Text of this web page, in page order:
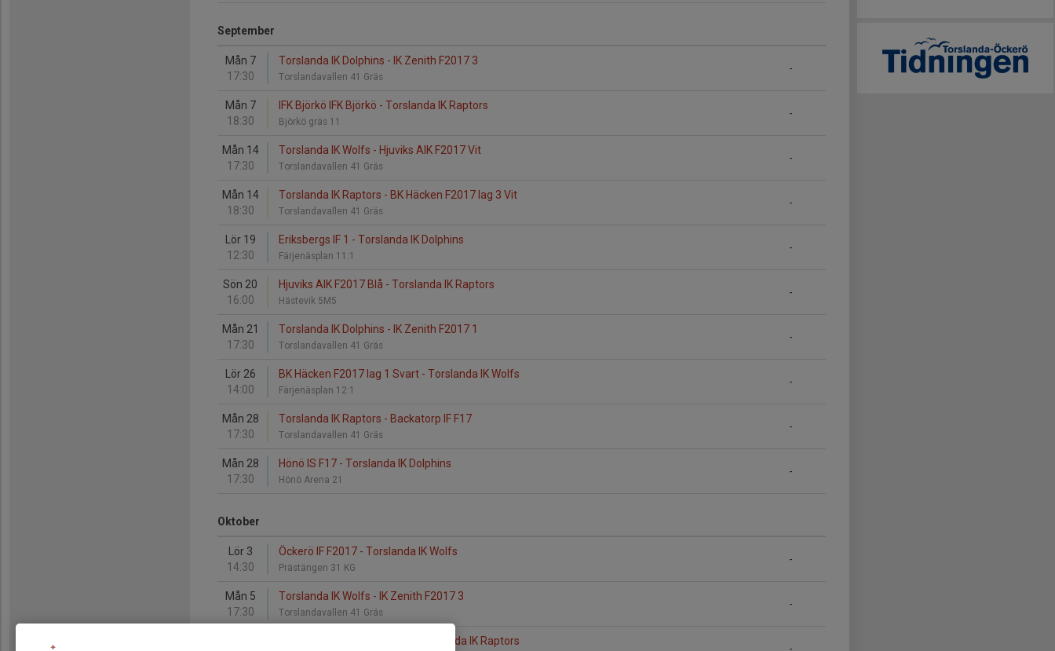
September
Mån 7
17:30
-
Torslanda IK Dolphins - IK Zenith F2017 3
Torslandavallen 41 Gräs
Mån 7
18:30
-
IFK Björkö IFK Björkö - Torslanda IK Raptors
Björkö gräs 11
Mån 14
17:30
-
Torslanda IK Wolfs - Hjuviks AIK F2017 Vit
Torslandavallen 41 Gräs
Mån 14
18:30
-
Torslanda IK Raptors - BK Häcken F2017 lag 3 Vit
Torslandavallen 41 Gräs
Lör 19
12:30
-
Eriksbergs IF 1 - Torslanda IK Dolphins
Färjenäsplan 11:1
Sön 20
16:00
-
Hjuviks AIK F2017 Blå - Torslanda IK Raptors
Hästevik 5M5
Mån 21
17:30
-
Torslanda IK Dolphins - IK Zenith F2017 1
Torslandavallen 41 Gräs
Lör 26
14:00
-
BK Häcken F2017 lag 1 Svart - Torslanda IK Wolfs
Färjenäsplan 12:1
Mån 28
17:30
-
Torslanda IK Raptors - Backatorp IF F17
Torslandavallen 41 Gräs
Mån 28
17:30
-
Hönö IS F17 - Torslanda IK Dolphins
Hönö Arena 21
Oktober
Lör 3
14:30
-
Öckerö IF F2017 - Torslanda IK Wolfs
Prästängen 31 KG
Mån 5
17:30
-
Torslanda IK Wolfs - IK Zenith F2017 3
Torslandavallen 41 Gräs
BK Häcken F2017 lag 2 Gul - Torslanda IK Raptors